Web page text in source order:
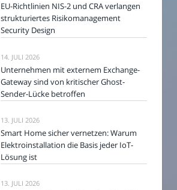
EU-Richtlinien NIS-2 und CRA verlangen
strukturiertes Risikomanagement
Security Design
14. JULI 2026
Unternehmen mit externem Exchange-
Gateway sind von kritischer Ghost-
Sender-Lücke betroffen
13. JULI 2026
Smart Home sicher vernetzen: Warum
Elektroinstallation die Basis jeder IoT-
Lösung ist
13. JULI 2026